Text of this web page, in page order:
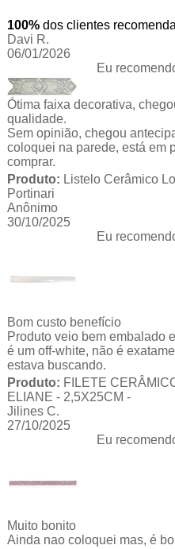
100% dos clientes
Davi R.
06/01/2026
Eu
Ótima faixa decorativa,
qualidade.
Sem opinião, chegou
coloquei na parede, está em
comprar.
Produto: Listelo Cerâmico
Portinari
Anônimo
30/10/2025
Eu
Bom custo benefício
Produto veio bem embalado
é um off-white, não é
estava buscando.
Produto: FILETE
ELIANE - 2,5X25CM -
Jilines C.
27/10/2025
Eu
Muito bonito
Ainda nao coloquei mas, é